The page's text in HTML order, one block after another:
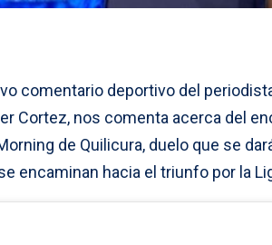
comentario deportivo del
Cortez, nos comenta acerca del
de Quilicura, duelo que se
encaminan hacia el triunfo por la